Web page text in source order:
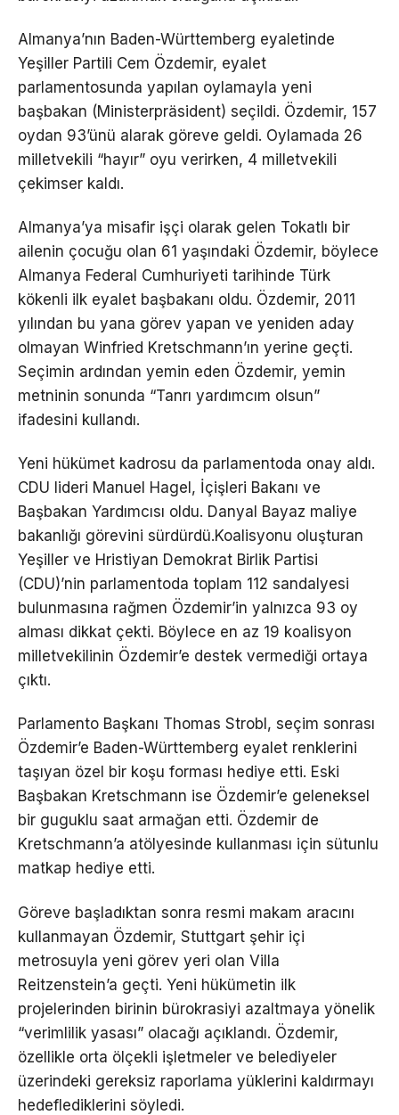
Almanya’nın Baden-Württemberg eyaletinde
Yeşiller Partili Cem Özdemir, eyalet
parlamentosunda yapılan oylamayla yeni
başbakan (Ministerpräsident) seçildi. Özdemir, 157
oydan 93’ünü alarak göreve geldi. Oylamada 26
milletvekili “hayır” oyu verirken, 4 milletvekili
çekimser kaldı.
Almanya’ya misafir işçi olarak gelen Tokatlı bir
ailenin çocuğu olan 61 yaşındaki Özdemir, böylece
Almanya Federal Cumhuriyeti tarihinde Türk
kökenli ilk eyalet başbakanı oldu. Özdemir, 2011
yılından bu yana görev yapan ve yeniden aday
olmayan Winfried Kretschmann’ın yerine geçti.
Seçimin ardından yemin eden Özdemir, yemin
metninin sonunda “Tanrı yardımcım olsun”
ifadesini kullandı.
Yeni hükümet kadrosu da parlamentoda onay aldı.
CDU lideri Manuel Hagel, İçişleri Bakanı ve
Başbakan Yardımcısı oldu. Danyal Bayaz maliye
bakanlığı görevini sürdürdü.Koalisyonu oluşturan
Yeşiller ve Hristiyan Demokrat Birlik Partisi
(CDU)’nin parlamentoda toplam 112 sandalyesi
bulunmasına rağmen Özdemir’in yalnızca 93 oy
alması dikkat çekti. Böylece en az 19 koalisyon
milletvekilinin Özdemir’e destek vermediği ortaya
çıktı.
Parlamento Başkanı Thomas Strobl, seçim sonrası
Özdemir’e Baden-Württemberg eyalet renklerini
taşıyan özel bir koşu forması hediye etti. Eski
Başbakan Kretschmann ise Özdemir’e geleneksel
bir guguklu saat armağan etti. Özdemir de
Kretschmann’a atölyesinde kullanması için sütunlu
matkap hediye etti.
Göreve başladıktan sonra resmi makam aracını
kullanmayan Özdemir, Stuttgart şehir içi
metrosuyla yeni görev yeri olan Villa
Reitzenstein’a geçti. Yeni hükümetin ilk
projelerinden birinin bürokrasiyi azaltmaya yönelik
“verimlilik yasası” olacağı açıklandı. Özdemir,
özellikle orta ölçekli işletmeler ve belediyeler
üzerindeki gereksiz raporlama yüklerini kaldırmayı
hedeflediklerini söyledi.